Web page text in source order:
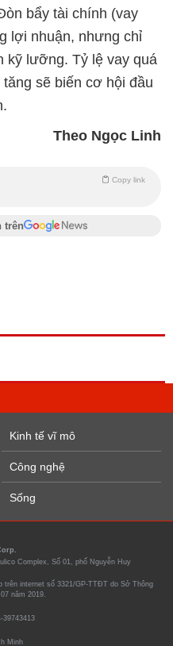
bẩy tài chính (vay
lợi nhuận, nhưng chỉ
kỹ lưỡng. Tỷ lệ vay quá
sẽ biến cơ hội đầu
Theo Ngọc Linh
Copy link
trên
Kinh tế vĩ mô
Công nghệ
Sống
Complex, Số 01, phố Nguyễn Huy
trên internet số 3321/GP-TTĐT do Sở Thông
năm 2019.
39743413
Minh